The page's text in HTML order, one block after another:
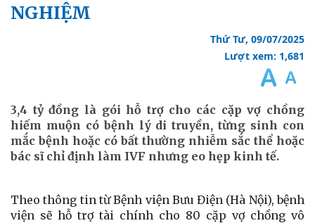
NGHIỆM
Thứ Tư, 09/07/2025
Lượt xem: 1,681
3,4 tỷ đồng là gói hỗ trợ cho các cặp vợ chồng
hiếm muộn có bệnh lý di truyền, từng sinh con
mắc bệnh hoặc có bất thường nhiễm sắc thể hoặc
bác sĩ chỉ định làm IVF nhưng eo hẹp kinh tế.
Theo thông tin từ Bệnh viện Bưu Điện (Hà Nội), bệnh
viện sẽ hỗ trợ tài chính cho 80 cặp vợ chồng vô